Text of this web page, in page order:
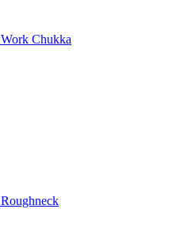
Work Chukka
Roughneck